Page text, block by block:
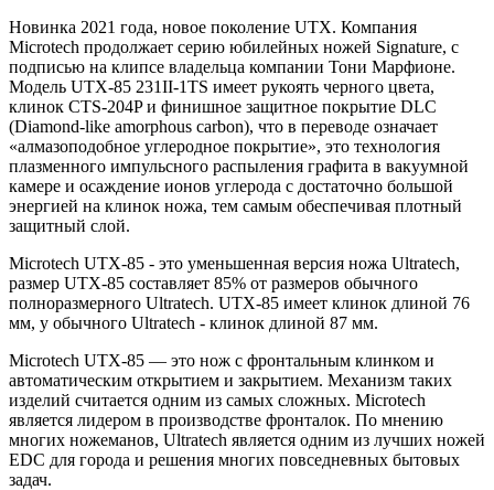
Новинка 2021 года, новое поколение UTX. Компания
Microtech продолжает серию юбилейных ножей Signature, с
подписью на клипсе владельца компании Тони Марфионе.
Модель UTX-85 231II-1TS имеет рукоять черного цвета,
клинок CTS-204P и финишное защитное покрытие DLC
(Diamond-like amorphous carbon), что в переводе означает
«алмазоподобное углеродное покрытие», это технология
плазменного импульсного распыления графита в вакуумной
камере и осаждение ионов углерода с достаточно большой
энергией на клинок ножа, тем самым обеспечивая плотный
защитный слой.
Microtech UTX-85 - это уменьшенная версия ножа Ultratech,
размер UTX-85 составляет 85% от размеров обычного
полноразмерного Ultratech. UTX-85 имеет клинок длиной 76
мм, у обычного Ultratech - клинок длиной 87 мм.
Microtech UTX-85 — это нож с фронтальным клинком и
автоматическим открытием и закрытием. Механизм таких
изделий считается одним из самых сложных. Microtech
является лидером в производстве фронталок. По мнению
многих ножеманов, Ultratech является одним из лучших ножей
EDC для города и решения многих повседневных бытовых
задач.